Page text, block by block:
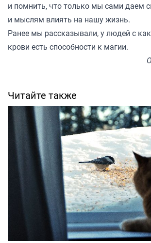
и помнить, что только мы сами даем
и мыслям влиять на нашу жизнь.
Ранее мы рассказывали, у людей с
крови есть способности к магии.
Читайте также